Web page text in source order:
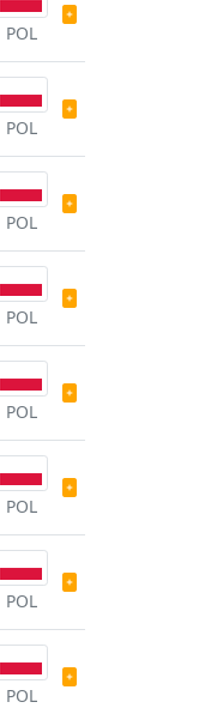
POL
POL
POL
POL
POL
POL
POL
POL